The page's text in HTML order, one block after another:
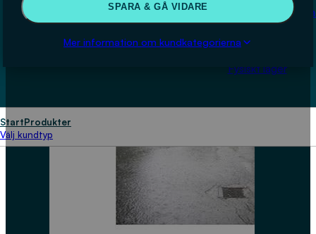
SPARA & GÅ VIDARE
Mer information om kundkategorierna
Om
Köpvillkor
Fysiskt lager
StartProdukter
Välj kundtyp